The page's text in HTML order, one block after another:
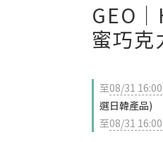
GEO
蜜巧克
至08/31 16:00
選日韓產品)
至08/31 16:00